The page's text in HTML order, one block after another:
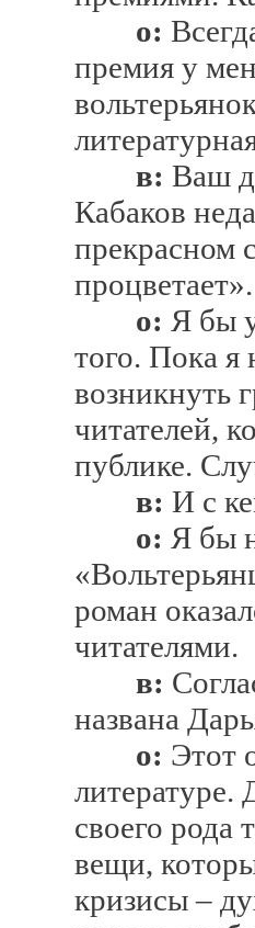
о:
премия у
в: Ваш
Кабаков
прекрасном
процветает».
о: Я бы
того. Пока
возникнуть
читателей,
публике.
в: И с
о: Я бы
роман
читателями.
в:
названа
о: Этот
своего рода
вещи,
кризисы –